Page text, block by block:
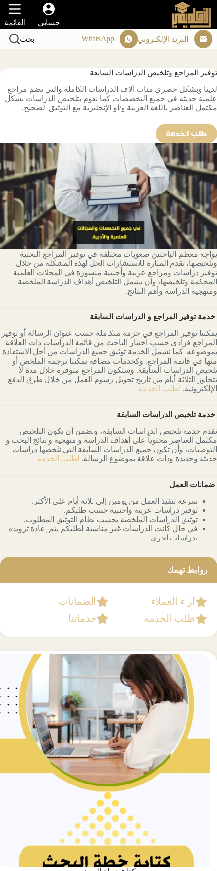
المحتوى
حسابي
القائمة
البريد الإلكتروني
WhatsApp بحث
توفير المراجع وتلخيص الدراسات السابقة
لدينا وبشكل حصري مئات آلاف الدراسات الكاملة والتي تضم مراجع
علمية حديثة في جميع التخصصات كما نقوم بتلخيص الدراسات بشكل
مكتمل العناصر باللغة العربية و/أو الإنجليزية مع التوثيق الصحيح.
طلب الخدمة
يواجه معظم الباحثين صعوبات محتلفة في توفير المراجع البحثية
وتلخيصها، تقدم المنارة للاستشارات الحل لهذه المشكلة من خلال
توفير دراسات ومراجع عربية وأجنبية منشورة في المجلات العلمية
المحكمة وتلخيصها، وأن يشمل التلخيص أهداف الدراسة الملخصة
ومنهجية الدراسة وأهم النتائج.
خدمة توفير المراجع و الدراسات السابقة
يمكننا توفير المراجع في حزمة متكاملة حسب عنوان الرسالة أو توفير
المراجع فرادى حسب اختيار الباحث من قائمة الدراسات ذات العلاقة
بموضوعه. كما تشمل الخدمة توثيق جميع الدراسات من أجل الاستفادة
منها في قائمة المراجع. وكخدمات مضافة يمكننا ترجمة الملخص أو
تلخيص الدراسات السابقة. وستكون المراجع متوفرة خلال مدة لا
تتجاوز الثلاثة أيام من تاريخ تحويل رسوم العمل من خلال طرق الدفع
الإلكترونية. اطلب الخدمة
خدمة تلخيص الدراسات السابقة
نقدم خدمة تلخيص الدراسات السابقة، ونضمن أن يكون التلخيص
مكتمل العناصر محتوياً على أهداف الدراسة و منهجية و نتائج البحث و
التوصيات، وأن تكون جميع الدراسات السابقة التي نلخصها دراسات
حديثة وجديدة وذات علاقة بموضوع الرسالة. اطلب الخدمة
ضمانات العمل
سرعة تنفيذ العمل من يومين إلى ثلاثة أيام على الأكثر.
توفير دراسات عربية وأجنبية حسب طلبكم.
توثيق الدراسات الملخصة بحسب نظام التوثيق المطلوب.
في حال كانت الدراسات غير مناسبة لطلبكم يتم إعادة تزويده
بدراسات أخرى.
روابط تهمك
اراء العملاء
الضمانات
طلب الخدمة
خدماتنا